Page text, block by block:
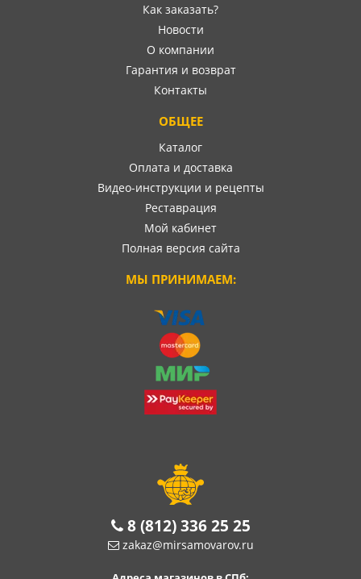
Как заказать?
Новости
О компании
Гарантия и возврат
Контакты
ОБЩЕЕ
Каталог
Оплата и доставка
Видео-инструкции и рецепты
Реставрация
Мой кабинет
Полная версия сайта
МЫ ПРИНИМАЕМ:
8 (812) 336 25 25
zakaz@mirsamovarov.ru